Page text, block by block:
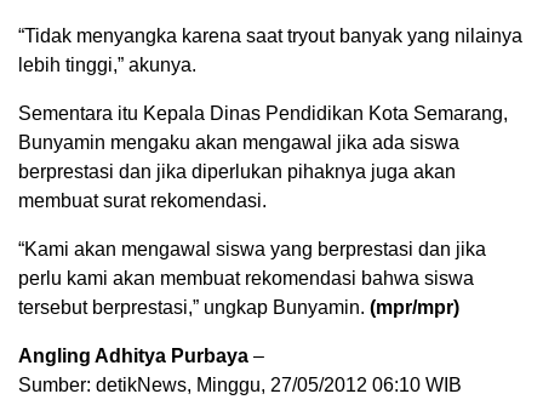
“Tidak menyangka karena saat tryout banyak yang nilainya
lebih tinggi,” akunya.
Sementara itu Kepala Dinas Pendidikan Kota Semarang,
Bunyamin mengaku akan mengawal jika ada siswa
berprestasi dan jika diperlukan pihaknya juga akan
membuat surat rekomendasi.
“Kami akan mengawal siswa yang berprestasi dan jika
perlu kami akan membuat rekomendasi bahwa siswa
tersebut berprestasi,” ungkap Bunyamin. (mpr/mpr)
Angling Adhitya Purbaya –
Sumber: detikNews, Minggu, 27/05/2012 06:10 WIB